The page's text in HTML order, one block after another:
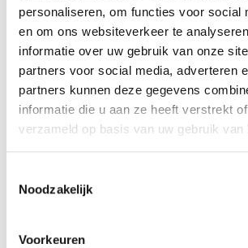
personaliseren, om functies voor social
en om ons websiteverkeer te
informatie over uw gebruik van onze
partners voor social media, adverteren
partners kunnen deze gegevens
informatie die u aan ze heeft verstrekt
verzameld op basis van uw gebruik van
Noodzakelijk
Voorkeuren
Titel event: *
Eventuele subtitel:
Omschrijving event: